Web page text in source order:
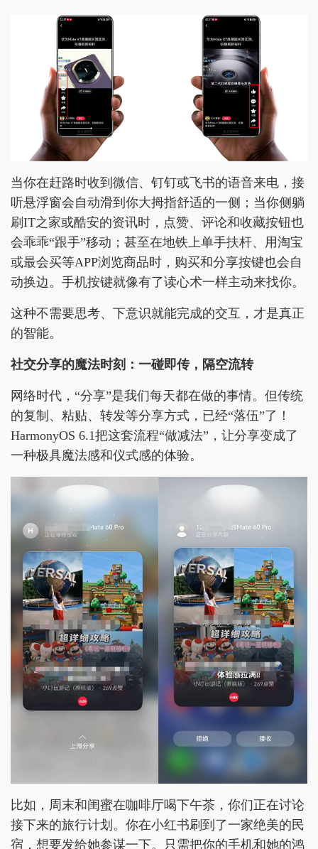
当你在赶路时收到微信、钉钉或飞书的语音来电，接
听悬浮窗会自动滑到你大拇指舒适的一侧；当你侧躺
刷IT之家或酷安的资讯时，点赞、评论和收藏按钮也
会乖乖“跟手”移动；甚至在地铁上单手扶杆、用淘宝
或最会买等APP浏览商品时，购买和分享按键也会自
动换边。手机按键就像有了读心术一样主动来找你。
这种不需要思考、下意识就能完成的交互，才是真正
的智能。
社交分享的魔法时刻：一碰即传，隔空流转
网络时代，“分享”是我们每天都在做的事情。但传统
的复制、粘贴、转发等分享方式，已经“落伍”了！
HarmonyOS 6.1把这套流程“做减法”，让分享变成了
一种极具魔法感和仪式感的体验。
比如，周末和闺蜜在咖啡厅喝下午茶，你们正在讨论
接下来的旅行计划。你在小红书刷到了一家绝美的民
宿，想要发给她参谋一下。只需把你的手机和她的鸿